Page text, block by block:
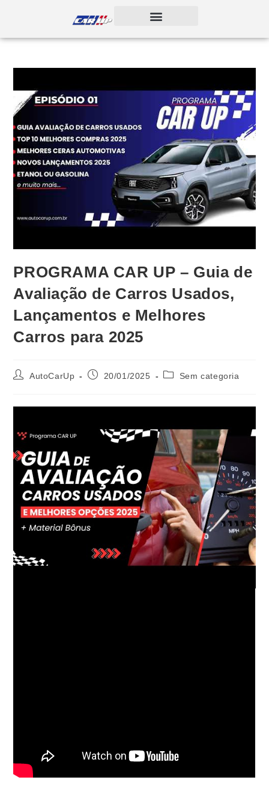
PROGRAMA CAR UP – Guia de
Avaliação de Carros Usados,
Lançamentos e Melhores
Carros para 2025
AutoCarUp 20/01/2025 Sem categoria